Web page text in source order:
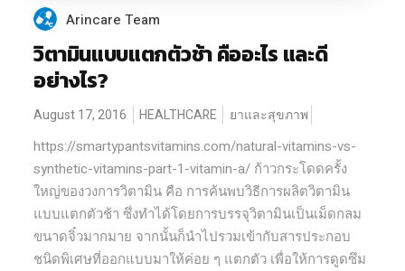
Arincare Team
วิตามินแบบแตกตัวช้า คืออะไร และดี
อย่างไร?
August 17, 2016 HEALTHCARE ยาและสุขภาพ
https://smartypantsvitamins.com/natural-vitamins-vs-
synthetic-vitamins-part-1-vitamin-a/ ก้าวกระโดดครั้ง
ใหญ่ของวงการวิตามิน คือ การค้นพบวิธีการผลิตวิตามิน
แบบแตกตัวช้า ซึ่งทำได้โดยการบรรจุวิตามินเป็นเม็ดกลม
ขนาดจิ๋วมากมาย จากนั้นก็นำไปรวมเข้ากับสารประกอบ
ชนิดพิเศษที่ออกแบบมาให้ค่อย ๆ แตกตัว เพื่อให้การดูดซึม